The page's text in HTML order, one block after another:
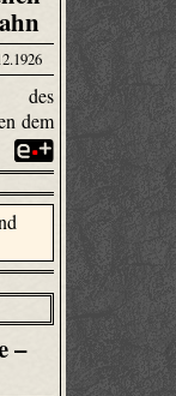
des
dem
–